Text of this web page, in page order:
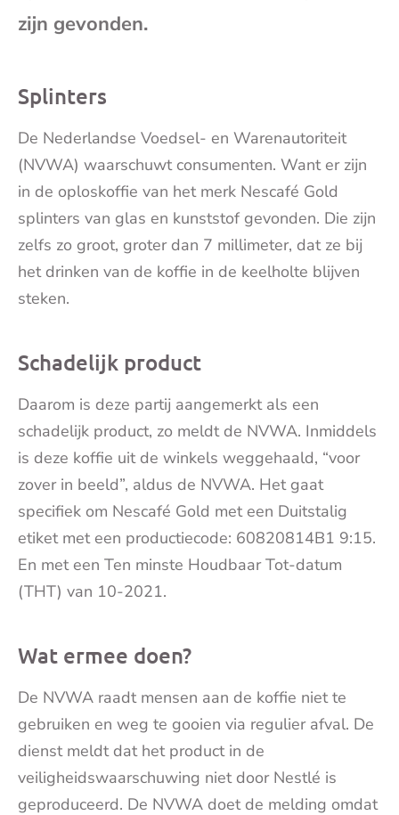
zijn gevonden.
Splinters
De Nederlandse Voedsel- en Warenautoriteit
(NVWA) waarschuwt consumenten. Want er zijn
in de oploskoffie van het merk Nescafé Gold
splinters van glas en kunststof gevonden. Die zijn
zelfs zo groot, groter dan 7 millimeter, dat ze bij
het drinken van de koffie in de keelholte blijven
steken.
Schadelijk product
Daarom is deze partij aangemerkt als een
schadelijk product, zo meldt de NVWA. Inmiddels
is deze koffie uit de winkels weggehaald, “voor
zover in beeld”, aldus de NVWA. Het gaat
specifiek om Nescafé Gold met een Duitstalig
etiket met een productiecode: 60820814B1 9:15.
En met een Ten minste Houdbaar Tot-datum
(THT) van 10-2021.
Wat ermee doen?
De NVWA raadt mensen aan de koffie niet te
gebruiken en weg te gooien via regulier afval. De
dienst meldt dat het product in de
veiligheidswaarschuwing niet door Nestlé is
geproduceerd. De NVWA doet de melding omdat